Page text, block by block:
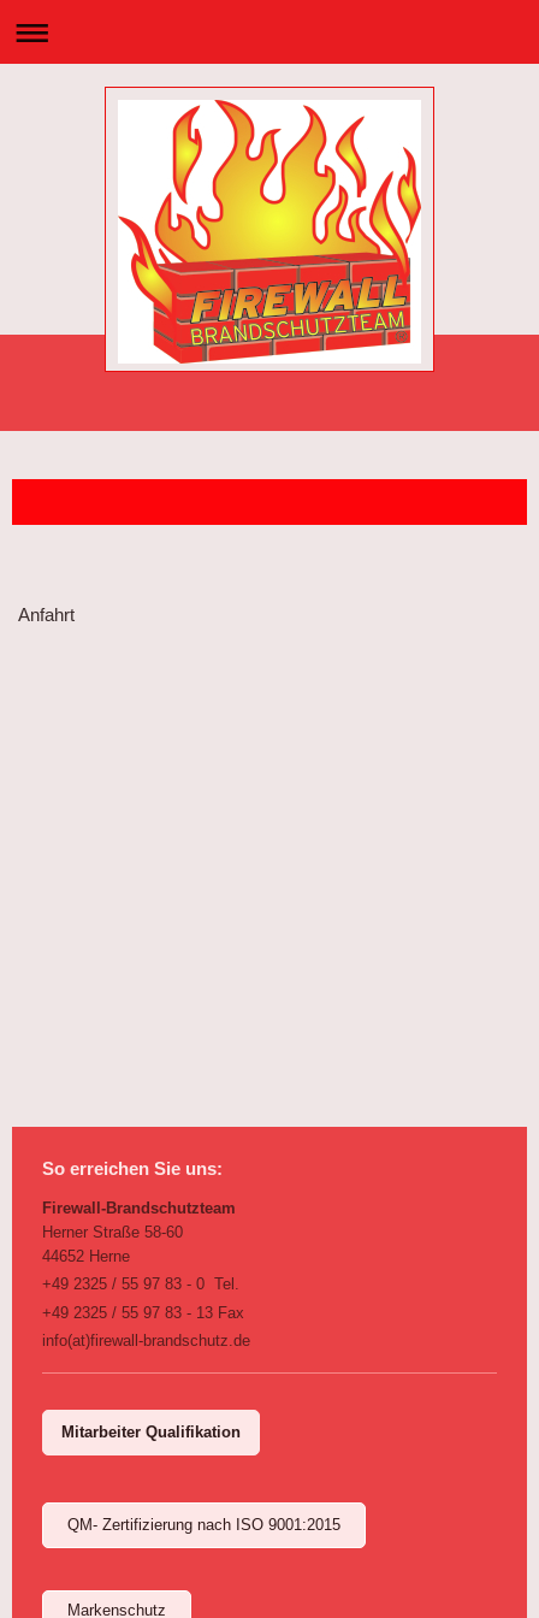
Anfahrt
So erreichen Sie uns:
Firewall-Brandschutzteam
Herner Straße 58-60
44652 Herne
+49 2325 / 55 97 83 - 0 Tel.
+49 2325 / 55 97 83 - 13 Fax
info(at)firewall-brandschutz.de
Mitarbeiter Qualifikation
QM- Zertifizierung nach ISO 9001:2015
Markenschutz